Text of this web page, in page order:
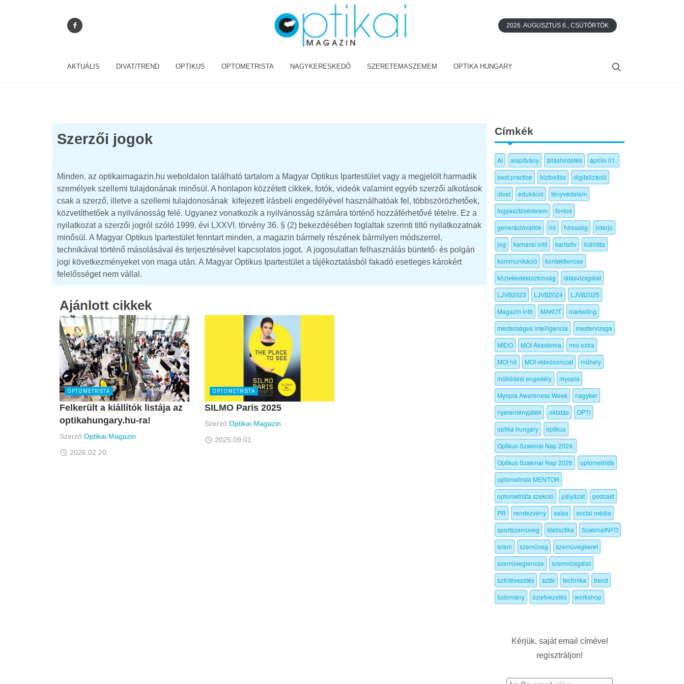
2026. AUGUSZTUS 6., CSÜTÖRTÖK
AKTUÁLIS DIVAT/TREND OPTIKUS OPTOMETRISTA NAGYKERESKEDŐ SZERETEMASZEMEM OPTIKA HUNGARY
Szerzői jogok
Minden, az optikaimagazin.hu weboldalon található tartalom a Magyar Optikus Ipartestület vagy a megjelölt harmadik
személyek szellemi tulajdonának minősül. A honlapon közzétett cikkek, fotók, videók valamint egyéb szerzői alkotások
csak a szerző, illetve a szellemi tulajdonosának kifejezett írásbeli engedélyével használhatóak fel, többszörözhetőek,
közvetíthetőek a nyilvánosság felé. Ugyanez vonatkozik a nyilvánosság számára történő hozzáférhetővé tételre. Ez a
nyilatkozat a szerzői jogról szóló 1999. évi LXXVI. törvény 36. § (2) bekezdésében foglaltak szerinti tiltó nyilatkozatnak
minősül. A Magyar Optikus Ipartestület fenntart minden, a magazin bármely részének bármilyen módszerrel,
technikával történő másolásával és terjesztésével kapcsolatos jogot. A jogosulatlan felhasználás büntető- és polgári
jogi következményeket von maga után. A Magyar Optikus Ipartestület a tájékoztatásból fakadó esetleges károkért
felelősséget nem vállal.
Ajánlott cikkek
OPTOMETRISTA
Felkerült a kiállítók listája az
optikahungary.hu-ra!
Szerző:Optikai Magazin
2026.02.20.
OPTOMETRISTA
SILMO Paris 2025
Szerző:Optikai Magazin
2025.09.01.
Címkék
AI alapítvány álláshirdetés
április 01.
best practice
biztosítás
digitalizáció
divat
edukáció
fényvédelem
fogyasztóvédelem
fontos
generációváltók
hír híresség
interjú
jog
kamarai infó karitatív
kiállítás
kommunikáció
kontaktlencse
közlekedésbiztonság
látásvizsgálat
LJVB2023
LJVB2024
LJVB2025
Magazin infó
MAKOT
marketing
mesterséges intelligencia
mestervizsga
MIDO
MOI Akadémia
moi extra
MOI hír
MOI videósorozat
műhely
működési engedély
myopia
Myopia Awareness Week
nagyker
nyereményjáték
oktatás
OPTI
optika hungary
optikus
Optikus Szakmai Nap 2024.
Optikus Szakmai Nap 2026
optometrista
optometrista MENTOR
optometrista szekció
pályázat
podcast
PR
rendezvény sales
social média
sportszemüveg
statisztika
SzakmaINFO
szem
szemüveg
szemüvegkeret
szemüveglencse
szemvizsgálat
színtévesztés
sztár technika
trend
tudomány
üzletvezetés workshop
Kérjük, saját email címével
regisztráljon!